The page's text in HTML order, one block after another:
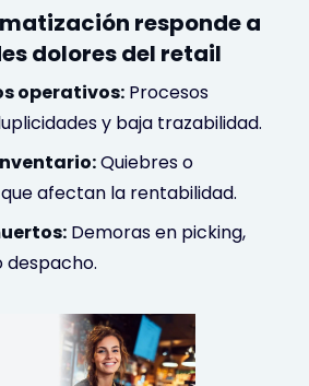
responde a
dolores del retail
operativos: Procesos
y baja trazabilidad.
Quiebres o
afectan la rentabilidad.
Demoras en picking,
despacho.